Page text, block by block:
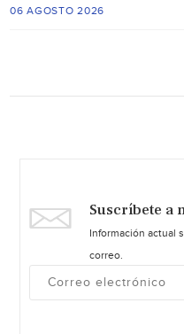
06 AGOSTO 2026
Suscríbete a
Información actual
correo.